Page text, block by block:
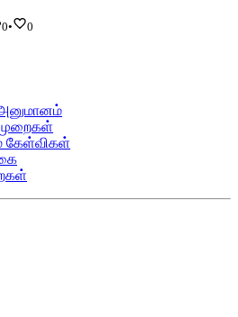
0• 0
கேள்விகள்